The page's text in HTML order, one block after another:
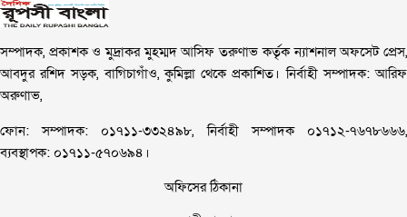
সম্পাদক, প্রকাশক ও মুদ্রাকর মুহম্মদ আসিফ তরুণাভ কর্তৃক ন্যাশনাল অফসেট প্রেস,
আবদুর রশিদ সড়ক, বাগিচাগাঁও, কুমিল্লা থেকে প্রকাশিত। নির্বাহী সম্পাদক: আরিফ
অরুণাভ,
ফোন: সম্পাদক: ০১৭১১-৩৩২৪৯৮, নির্বাহী সম্পাদক ০১৭১২-৭৬৭৮৬৬৬,
ব্যবস্থাপক: ০১৭১১-৫৭০৬৯৪।
অফিসের ঠিকানা